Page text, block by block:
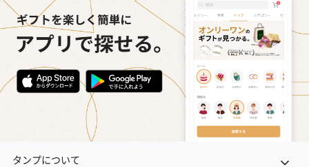
タンプについて